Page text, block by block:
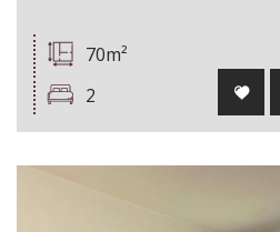
70m²
2